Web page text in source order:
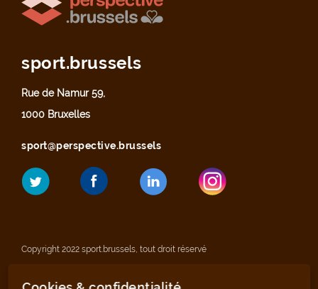
sport.brussels
Rue de Namur 59,
1000 Bruxelles
sport@perspective.brussels
Copyright 2022 sport.brussels, tout droit réservé
Mentions légales